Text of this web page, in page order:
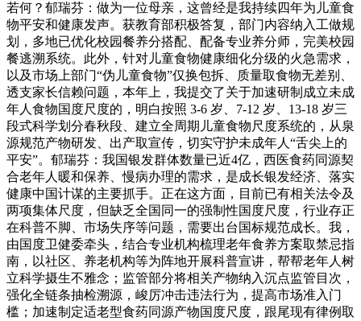
若何？郁瑞芬：做为一位母亲，这曾经是我持续四年为儿童食
物平安和健康发声。获教育部积极答复，部门内容纳入工做规
划，多地已优化校园餐养分搭配、配备专业养分师，完美校园
餐逃溯系统。此外，针对儿童食物健康细化分级的火急需求，
以及市场上部门“伪儿童食物”仅换包拆、质量取食物无差别、
透支家长信赖问题，本年上，我提交了关于加速研制成立未成
年人食物国度尺度的，明白按照 3-6 岁、7-12 岁、13-18 岁三
段式科学划分春秋段、建立全周期儿童食物尺度系统的，从泉
源规范产物研发、出产取宣传，切实守护未成年人“舌尖上的
平安”。郁瑞芬：我国银发群体数量已近4亿，西医食药同源契
合老年人暖和保养、慢病办理的需求，是成长银发经济、落实
健康中国计谋的主要抓手。正在这方面，目前已有相关法令及
两项集体尺度，但缺乏全国同一的强制性国度尺度，行业存正
在科普不脚、市场失序等问题，需要出台国标规范成长。我，
由国度卫健委牵头，结合专业机构梳理老年食养方案取禁忌指
南，以社区、养老机构等为阵地开展科普宣讲，帮帮老年人树
立科学摄生不雅念；监管部分将相关产物纳入沉点监管目次，
强化全链条抽检溯源，峻厉冲击违法行为，提高市场准入门
槛；加速制定适老型食药同源产物国度尺度，跟尾现有律例取